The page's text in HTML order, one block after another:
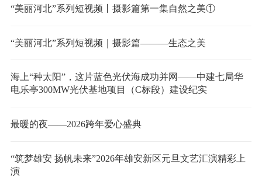
“美丽河北”系列短视频丨摄影篇第一集自然之美①
“美丽河北”系列短视频｜摄影篇———生态之美
海上“种太阳”，这片蓝色光伏海成功并网——中建七局华
电乐亭300MW光伏基地项目（C标段）建设纪实
最暖的夜——2026跨年爱心盛典
“筑梦雄安 扬帆未来”2026年雄安新区元旦文艺汇演精彩上
演